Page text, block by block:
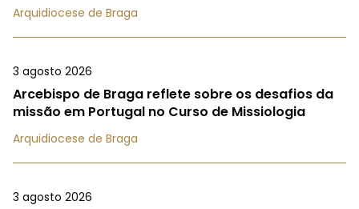
Arquidiocese de Braga
3 agosto 2026
Arcebispo de Braga reflete sobre os desafios da
missão em Portugal no Curso de Missiologia
Arquidiocese de Braga
3 agosto 2026